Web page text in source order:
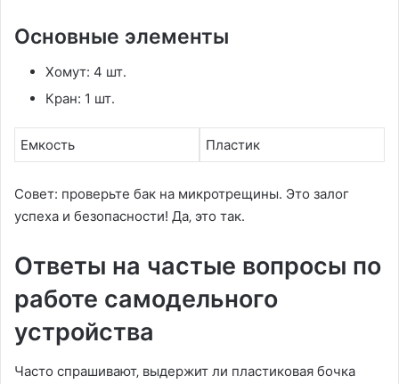
Основные элементы
Хомут: 4 шт․
Кран: 1 шт․
Емкость Пластик
Совет: проверьте бак на микротрещины․ Это залог
успеха и безопасности! Да‚ это так․
Ответы на частые вопросы по
работе самодельного
устройства
Часто спрашивают‚ выдержит ли пластиковая бочка